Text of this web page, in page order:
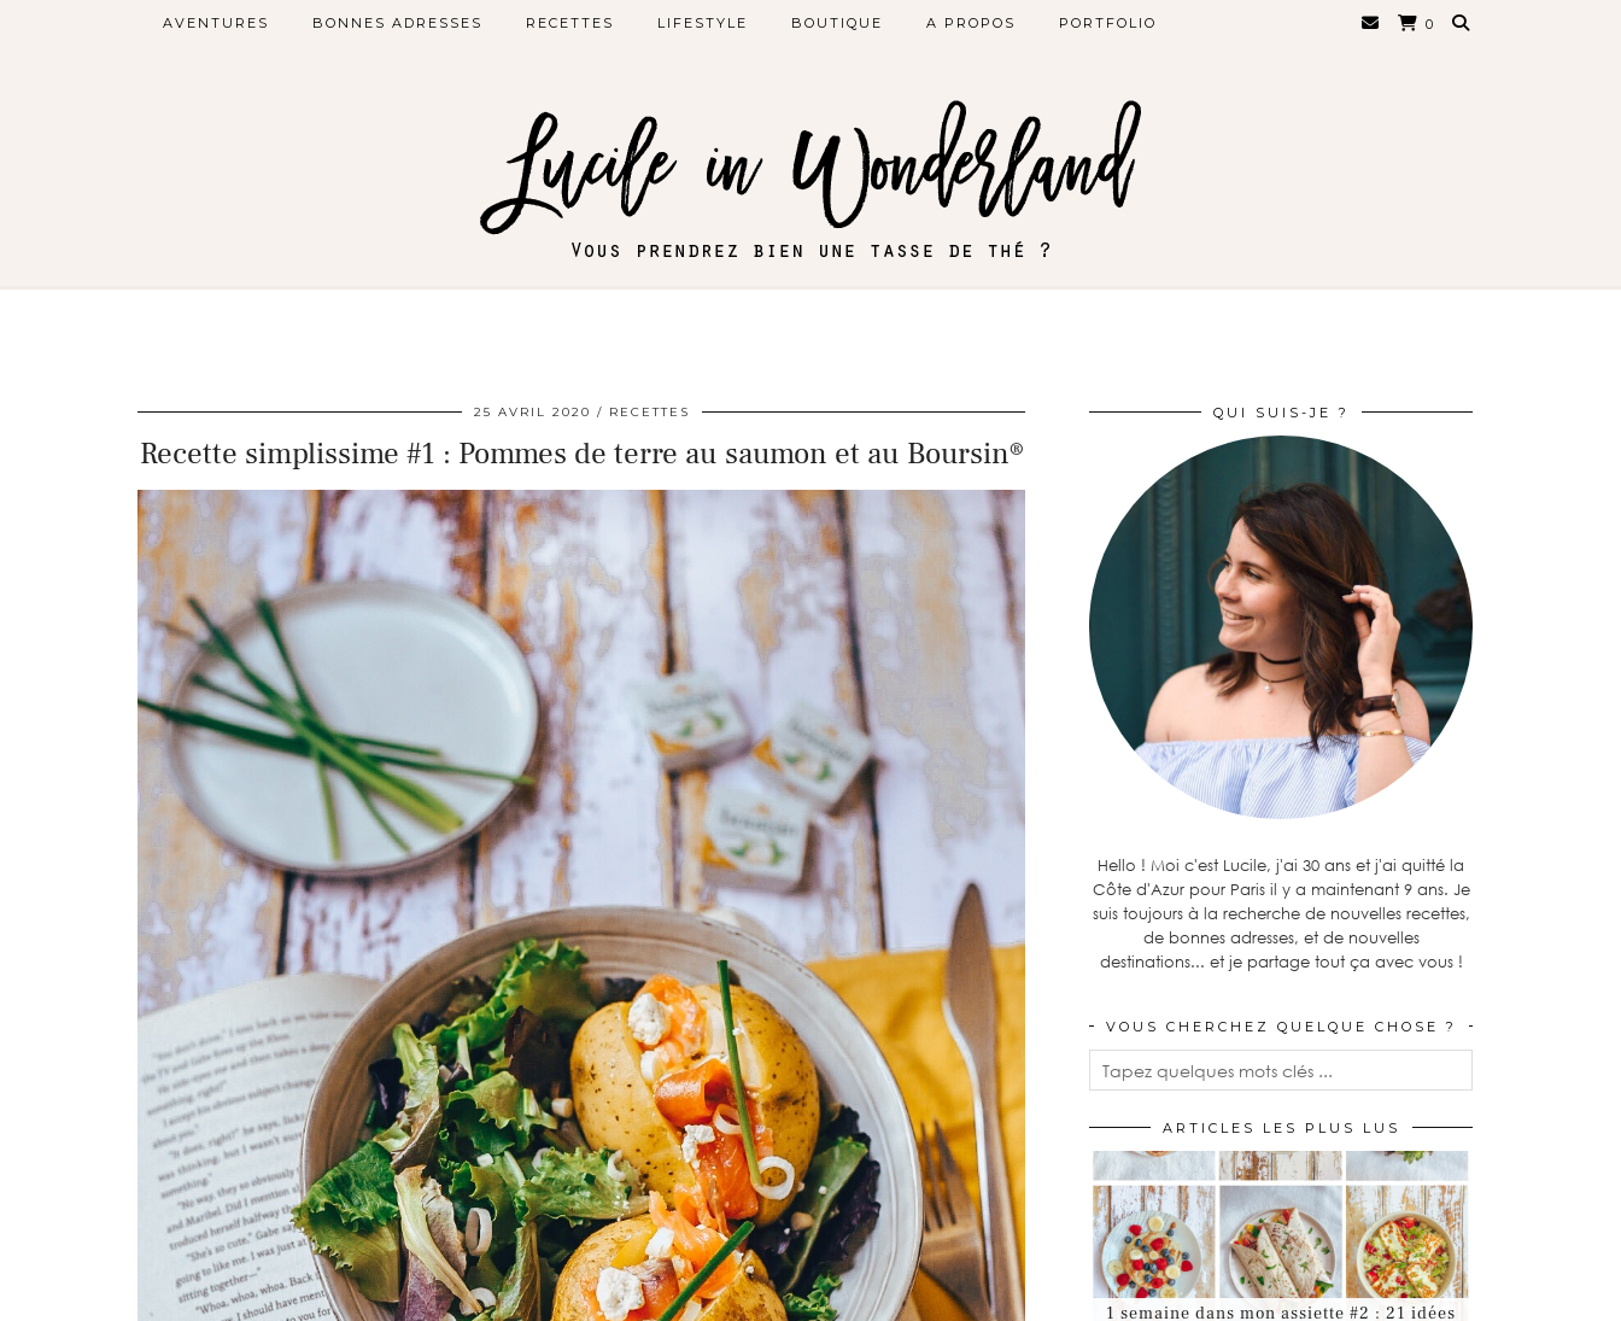
AVENTURES BONNES ADRESSES RECETTES LIFESTYLE BOUTIQUE A PROPOS PORTFOLIO 0
25 AVRIL 2020 RECETTES
Recette simplissime #1 : Pommes de terre au saumon et au Boursin®
QUI SUIS-JE ?
Hello ! Moi c'est Lucile, j'ai 30 ans et j'ai quitté la
Côte d'Azur pour Paris il y a maintenant 9 ans. Je
suis toujours à la recherche de nouvelles recettes,
de bonnes adresses, et de nouvelles
destinations... et je partage tout ça avec vous !
VOUS CHERCHEZ QUELQUE CHOSE ?
ARTICLES LES PLUS LUS
1 semaine dans mon assiette #2 : 21 idées